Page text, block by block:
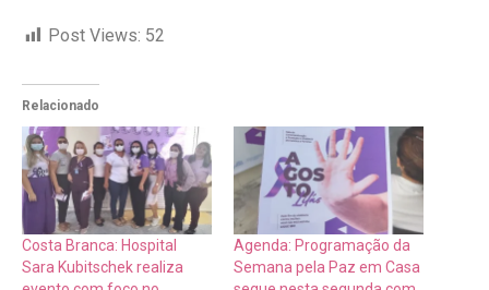
Post Views: 52
Relacionado
Costa Branca: Hospital
Sara Kubitschek realiza
Agenda: Programação da
Semana pela Paz em Casa